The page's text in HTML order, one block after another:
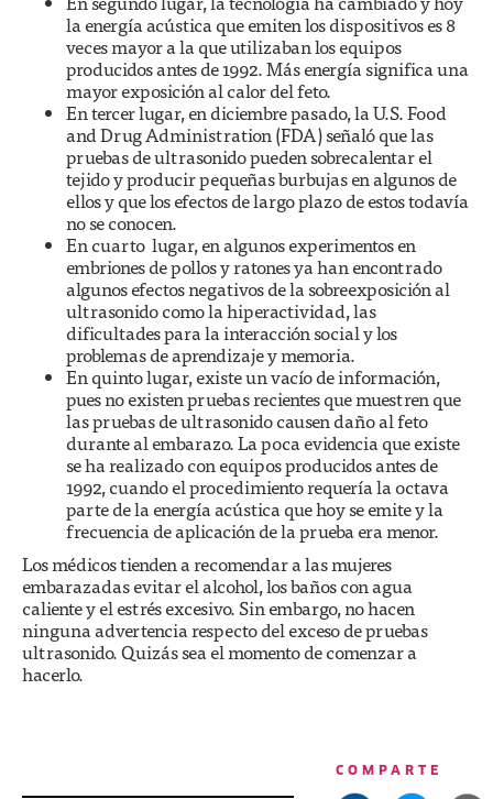
la energía acústica que emiten los dispositivos es 8
veces mayor a la que utilizaban los equipos
producidos antes de 1992. Más energía significa una
mayor exposición al calor del feto.
En tercer lugar, en diciembre pasado, la U.S. Food
and Drug Administration (FDA) señaló que las
pruebas de ultrasonido pueden sobrecalentar el
tejido y producir pequeñas burbujas en algunos de
ellos y que los efectos de largo plazo de estos todavía
no se conocen.
En cuarto lugar, en algunos experimentos en
embriones de pollos y ratones ya han encontrado
algunos efectos negativos de la sobreexposición al
ultrasonido como la hiperactividad, las
dificultades para la interacción social y los
problemas de aprendizaje y memoria.
En quinto lugar, existe un vacío de información,
pues no existen pruebas recientes que muestren que
las pruebas de ultrasonido causen daño al feto
durante al embarazo. La poca evidencia que existe
se ha realizado con equipos producidos antes de
1992, cuando el procedimiento requería la octava
parte de la energía acústica que hoy se emite y la
frecuencia de aplicación de la prueba era menor.
Los médicos tienden a recomendar a las mujeres
embarazadas evitar el alcohol, los baños con agua
caliente y el estrés excesivo. Sin embargo, no hacen
ninguna advertencia respecto del exceso de pruebas
ultrasonido. Quizás sea el momento de comenzar a
hacerlo.
COMPARTE